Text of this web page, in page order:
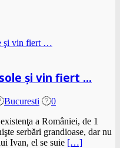
şi vin fiert …
Bucuresti
0
a României, de 1
serbări grandioase, dar nu
Ivan, el se suie […]